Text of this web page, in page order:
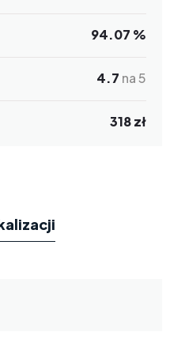
94.07 %
4.7 na 5
318 zł